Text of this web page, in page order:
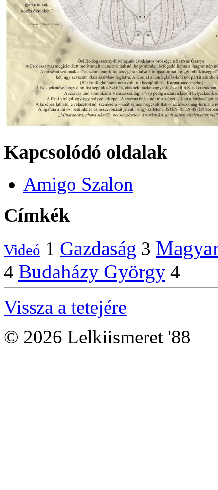
Kapcsolódó oldalak
Amigo Szalon
Címkék
Videó 1 Gazdaság 3
4 Budaházy György 4
Vissza a tetejére
© 2026 Lelkiismeret '88